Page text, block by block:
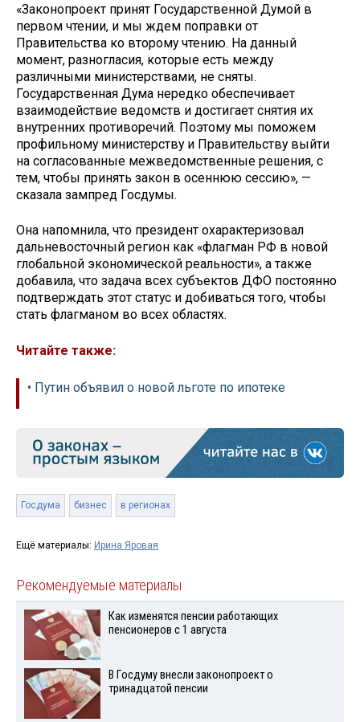
«Законопроект принят Государственной Думой в
первом чтении, и мы ждем поправки от
Правительства ко второму чтению. На данный
момент, разногласия, которые есть между
различными министерствами, не сняты.
Государственная Дума нередко обеспечивает
взаимодействие ведомств и достигает снятия их
внутренних противоречий. Поэтому мы поможем
профильному министерству и Правительству выйти
на согласованные межведомственные решения, с
тем, чтобы принять закон в осеннюю сессию», —
сказала зампред Госдумы.
Она напомнила, что президент охарактеризовал
дальневосточный регион как «флагман РФ в новой
глобальной экономической реальности», а также
добавила, что задача всех субъектов ДФО постоянно
подтверждать этот статус и добиваться того, чтобы
стать флагманом во всех областях.
Читайте также:
• Путин объявил о новой льготе по ипотеке
Госдума бизнес в регионах
Ещё материалы: Ирина Яровая
Рекомендуемые материалы
Как изменятся пенсии работающих
пенсионеров с 1 августа
В Госдуму внесли законопроект о
тринадцатой пенсии